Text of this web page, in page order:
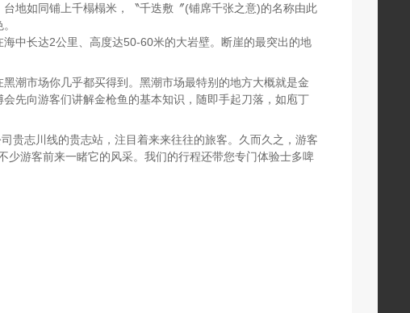
地如同铺上千榻榻米，〝千迭敷〞(铺席千张之意)的名称由此
中长达2公里、高度达50-60米的大岩壁。断崖的最突出的地
潮市场你几乎都买得到。黑潮市场最特别的地方大概就是金
先向游客们讲解金枪鱼的基本知识，随即手起刀落，如庖丁
贵志川线的贵志站，注目着来来往往的旅客。久而久之，游客
游客前来一睹它的风采。我们的行程还带您专门体验士多啤